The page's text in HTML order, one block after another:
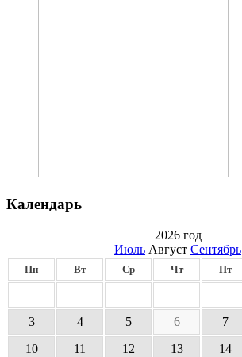
Календарь
2026 год
Июль Август Сентябрь
Пн Вт Ср Чт Пт
3
4 5 6 7
10
11 12 13 14